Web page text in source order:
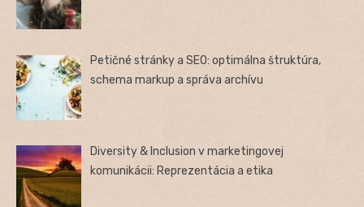
Petičné stránky a SEO: optimálna štruktúra,
schema markup a správa archívu
Diversity & Inclusion v marketingovej
komunikácii: Reprezentácia a etika